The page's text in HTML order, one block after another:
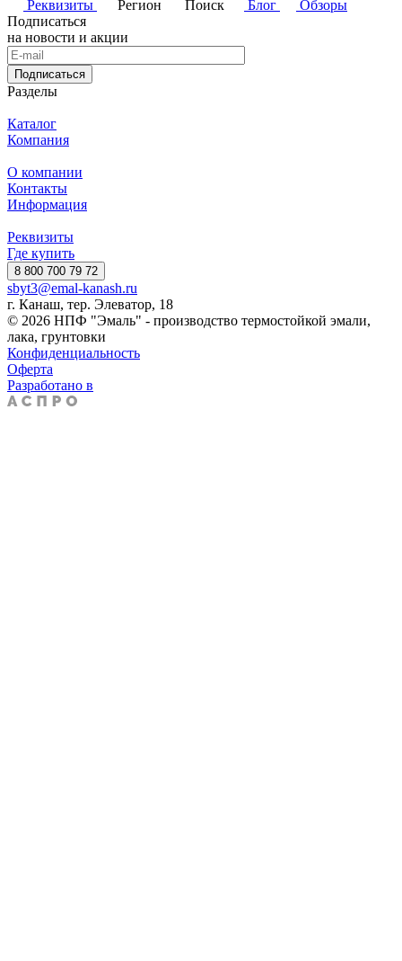
Реквизиты
Регион Поиск Блог
Обзоры
Подписаться
на новости и акции
Подписаться
Разделы
Каталог
Компания
О компании
Контакты
Информация
Реквизиты
Где купить
8 800 700 79 72
sbyt3@emal-kanash.ru
г. Канаш, тер. Элеватор, 18
© 2026 НПФ "Эмаль" - производство термостойкой эмали,
лака, грунтовки
Конфиденциальность
Оферта
Разработано в